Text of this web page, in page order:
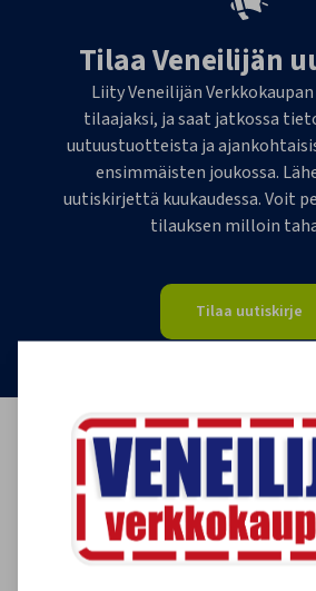
Tilaa Veneilijän
Liity Veneilijän
tilaajaksi, ja saat jatkossa
uutuustuotteista ja
ensimmäisten joukossa.
uutiskirjettä kuukaudessa. Voit
tilauksen milloin
Tilaa uutiskirje